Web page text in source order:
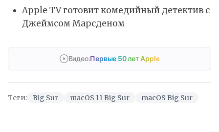
Apple TV готовит комедийный детектив с
Джеймсом Марсденом
Видео:Первые 50 лет Apple
Теги: Big Sur macOS 11 Big Sur macOS Big Sur